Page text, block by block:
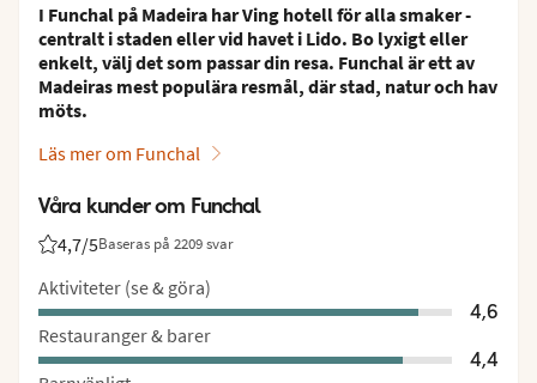
I Funchal på Madeira har Ving hotell för alla smaker -
centralt i staden eller vid havet i Lido. Bo lyxigt eller
enkelt, välj det som passar din resa. Funchal är ett av
Madeiras mest populära resmål, där stad, natur och hav
möts.
Läs mer om Funchal
Våra kunder om Funchal
4,7/5Baseras på 2209 svar
Betyg från Vings gäster: 4.7/5
Aktiviteter (se & göra)
4,6
Restauranger & barer
4,4